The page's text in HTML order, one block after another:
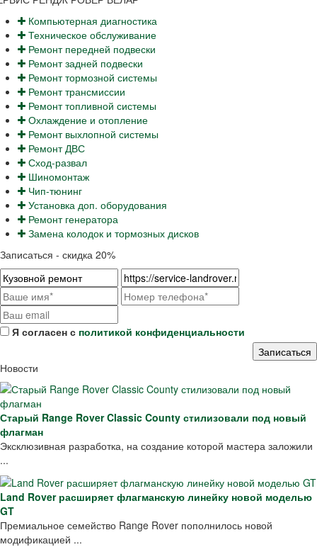
Компьютерная диагностика
Техническое обслуживание
Ремонт передней подвески
Ремонт задней подвески
Ремонт тормозной системы
Ремонт трансмиссии
Ремонт топливной системы
Охлаждение и отопление
Ремонт выхлопной системы
Ремонт ДВС
Сход-развал
Шиномонтаж
Чип-тюнинг
Установка доп. оборудования
Ремонт генератора
Замена колодок и тормозных дисков
Записаться - скидка 20%
Я согласен с политикой конфиденциальности
Новости
Старый Range Rover Classic County стилизовали под новый
флагман
Эксклюзивная разработка, на создание которой мастера заложили
...
Land Rover расширяет флагманскую линейку новой моделью
GT
Премиальное семейство Range Rover пополнилось новой
модификацией ...